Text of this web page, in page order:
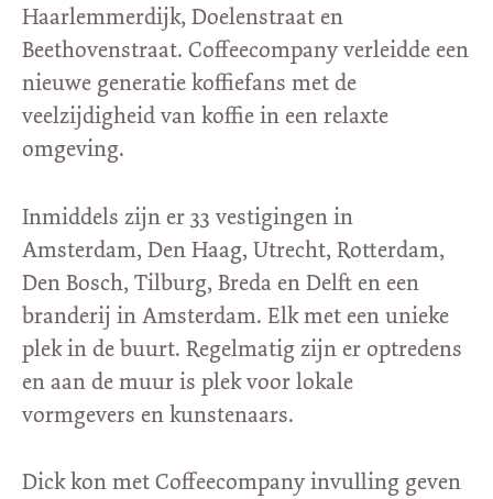
Haarlemmerdijk, Doelenstraat en
Beethovenstraat. Coffeecompany verleidde een
nieuwe generatie koffiefans met de
veelzijdigheid van koffie in een relaxte
omgeving.
Inmiddels zijn er 33 vestigingen in
Amsterdam, Den Haag, Utrecht, Rotterdam,
Den Bosch, Tilburg, Breda en Delft en een
branderij in Amsterdam. Elk met een unieke
plek in de buurt. Regelmatig zijn er optredens
en aan de muur is plek voor lokale
vormgevers en kunstenaars.
Dick kon met Coffeecompany invulling geven